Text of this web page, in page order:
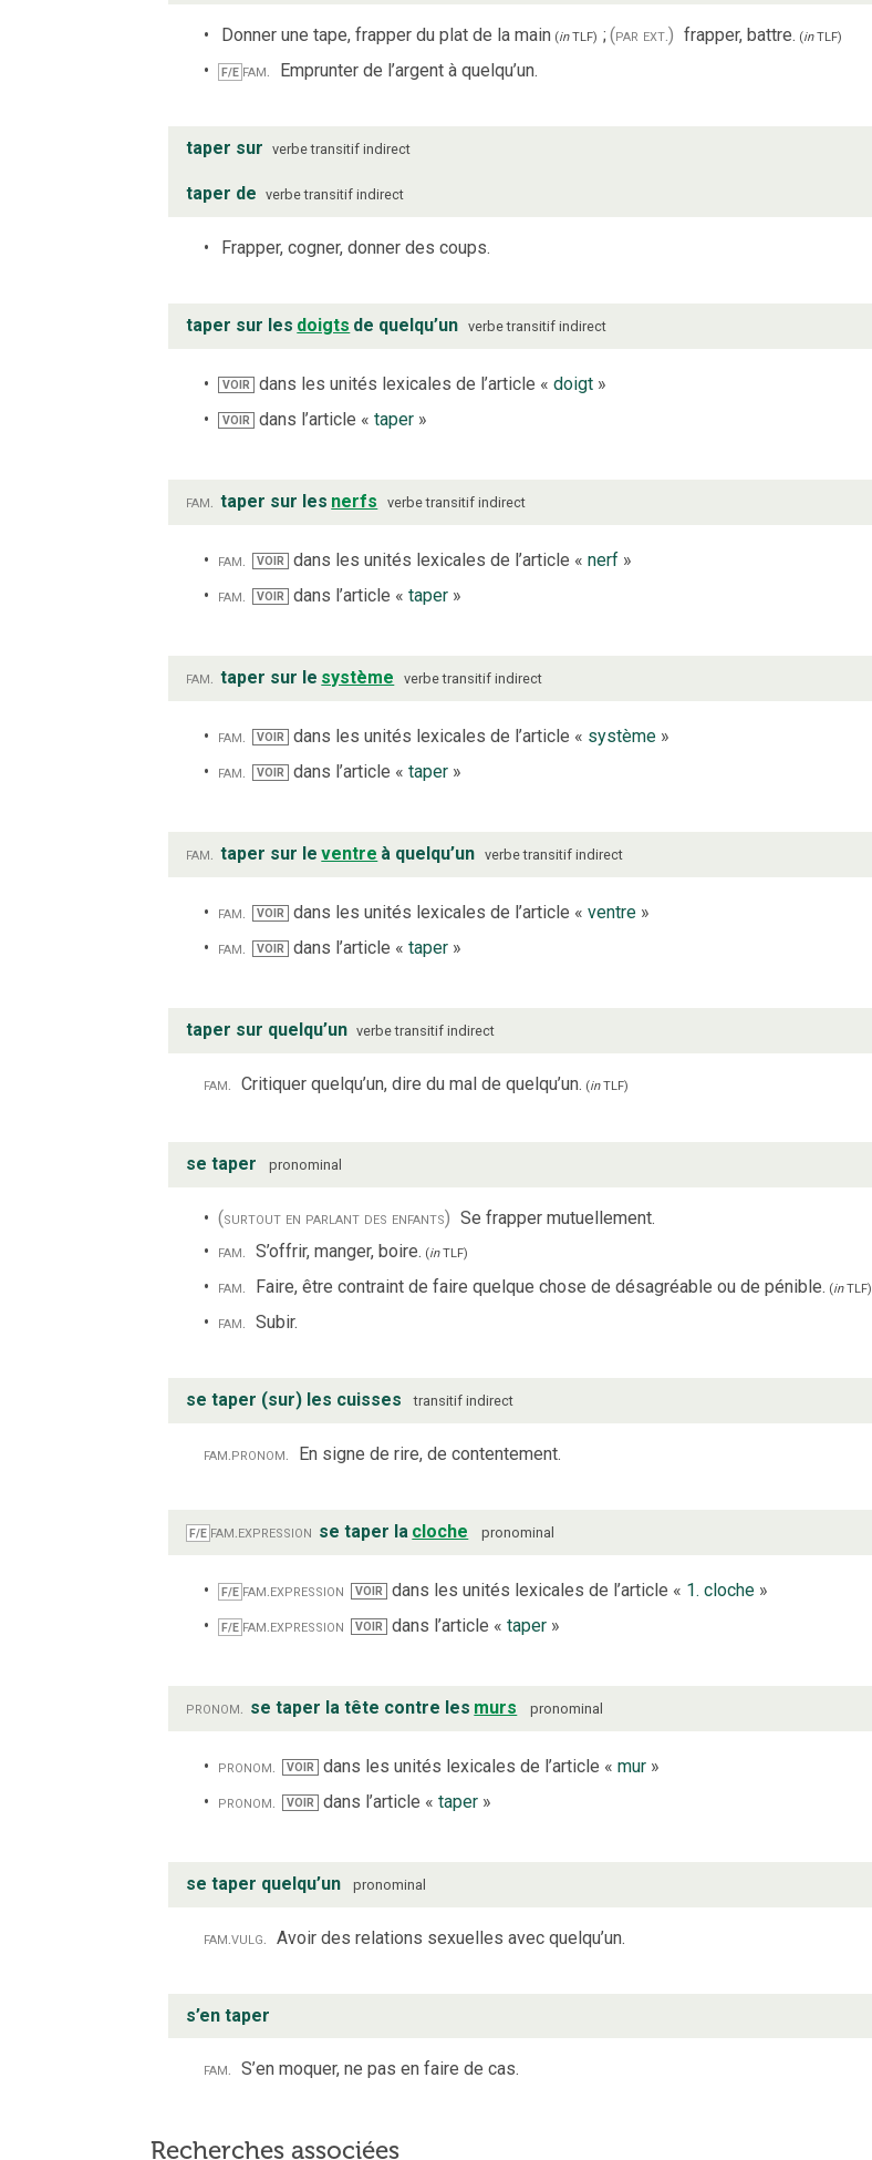
Donner une tape, frapper du plat de la main (inTLF) ;(par ext.) frapper, battre. (inTLF)
F/E fam. Emprunter de l’argent à quelqu’un.
taper sur verbe transitif indirect
taper de verbe transitif indirect
Frapper, cogner, donner des coups.
taper sur les doigts de quelqu’un verbe transitif indirect
VOIR dans les unités lexicales de l’article «doigt »
VOIR dans l’article «taper »
fam. taper sur les nerfs verbe transitif indirect
fam. VOIR dans les unités lexicales de l’article «nerf »
fam.
VOIR dans l’article «taper »
fam. taper sur le système verbe transitif indirect
fam. VOIR dans les unités lexicales de l’article « système »
fam.
VOIR dans l’article «taper »
fam. taper sur le ventre à quelqu’un verbe transitif indirect
fam. VOIR dans les unités lexicales de l’article «ventre »
fam.
VOIR dans l’article «taper »
taper sur quelqu’un verbe transitif indirect
fam. Critiquer quelqu’un, dire du mal de quelqu’un. (inTLF)
se taper pronominal
(surtout en parlant des enfants) Se frapper mutuellement.
fam. S’offrir, manger, boire. (inTLF)
fam. Faire, être contraint de faire quelque chose de désagréable ou de pénible. (inTLF)
fam. Subir.
se taper (sur) les cuisses transitif indirect
fam.pronom. En signe de rire, de contentement.
F/E fam.expression se taper la cloche pronominal
F/E fam.expression VOIR dans les unités lexicales de l’article « 1. cloche »
F/E fam.expression VOIR dans l’article «taper »
pronom. se taper la tête contre les murs pronominal
pronom. VOIR dans les unités lexicales de l’article «mur »
pronom.
VOIR dans l’article «taper »
se taper quelqu’un pronominal
fam.vulg. Avoir des relations sexuelles avec quelqu’un.
s’en taper
fam. S’en moquer, ne pas en faire de cas.
Recherches associées